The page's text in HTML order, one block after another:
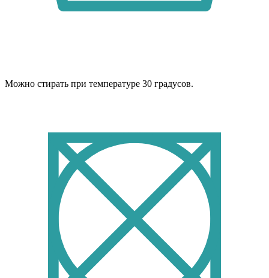
Можно стирать при температуре 30 градусов.